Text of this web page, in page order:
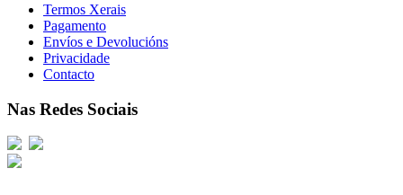
Termos Xerais
Pagamento
Envíos e Devolucións
Privacidade
Contacto
Nas Redes Sociais